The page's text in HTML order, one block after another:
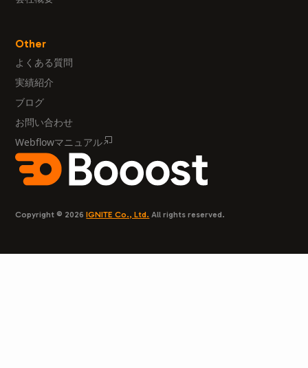
Copyright © 2026IGNITE Co., Ltd. All rights reserved.
Other
よくある質問
実績紹介
ブログ
お問い合わせ
Webflowマニュアル